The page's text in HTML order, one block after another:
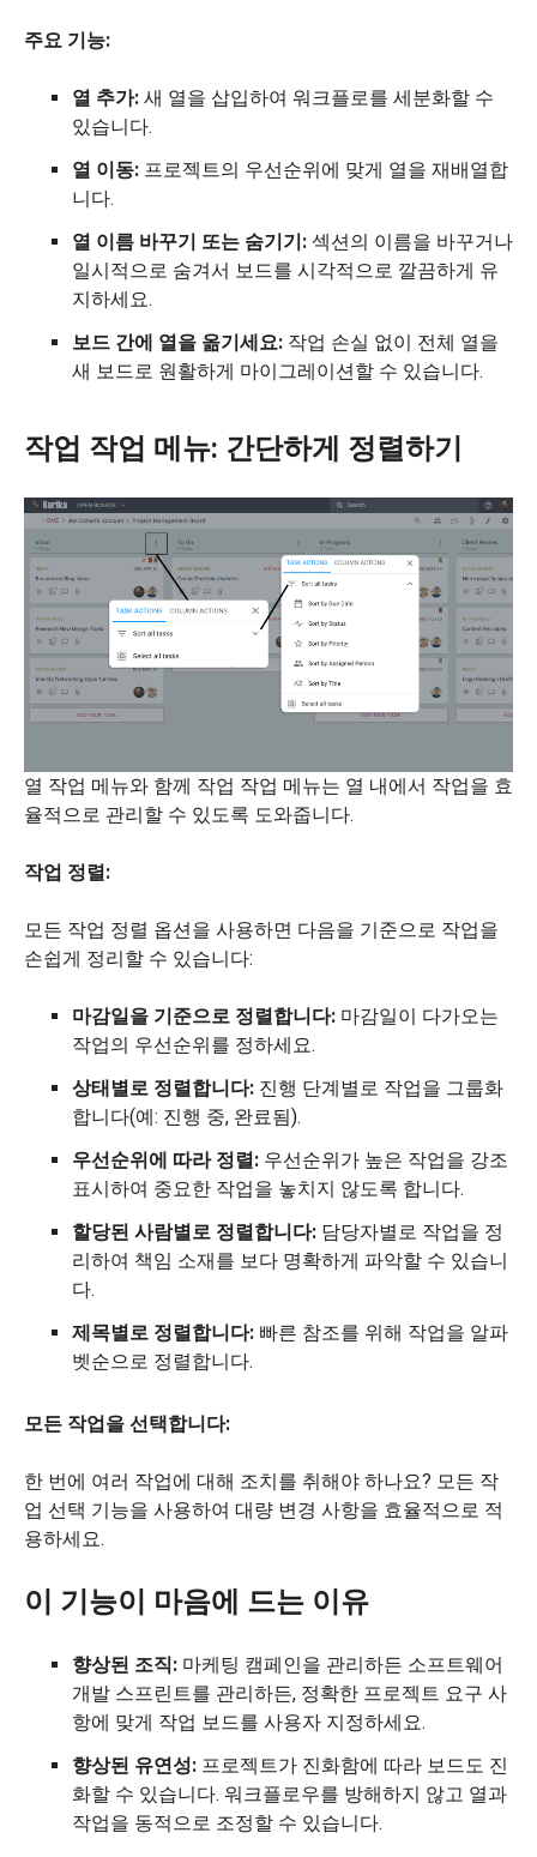
주요 기능:
열 추가: 새 열을 삽입하여 워크플로를 세분화할 수
있습니다.
열 이동: 프로젝트의 우선순위에 맞게 열을 재배열합
니다.
열 이름 바꾸기 또는 숨기기: 섹션의 이름을 바꾸거나
일시적으로 숨겨서 보드를 시각적으로 깔끔하게 유
지하세요.
보드 간에 열을 옮기세요: 작업 손실 없이 전체 열을
새 보드로 원활하게 마이그레이션할 수 있습니다.
작업 작업 메뉴: 간단하게 정렬하기
열 작업 메뉴와 함께 작업 작업 메뉴는 열 내에서 작업을 효
율적으로 관리할 수 있도록 도와줍니다.
작업 정렬:
모든 작업 정렬 옵션을 사용하면 다음을 기준으로 작업을
손쉽게 정리할 수 있습니다:
마감일을 기준으로 정렬합니다: 마감일이 다가오는
작업의 우선순위를 정하세요.
상태별로 정렬합니다: 진행 단계별로 작업을 그룹화
합니다(예: 진행 중, 완료됨).
우선순위에 따라 정렬: 우선순위가 높은 작업을 강조
표시하여 중요한 작업을 놓치지 않도록 합니다.
할당된 사람별로 정렬합니다: 담당자별로 작업을 정
리하여 책임 소재를 보다 명확하게 파악할 수 있습니
다.
제목별로 정렬합니다: 빠른 참조를 위해 작업을 알파
벳순으로 정렬합니다.
모든 작업을 선택합니다:
한 번에 여러 작업에 대해 조치를 취해야 하나요? 모든 작
업 선택 기능을 사용하여 대량 변경 사항을 효율적으로 적
용하세요.
이 기능이 마음에 드는 이유
향상된 조직: 마케팅 캠페인을 관리하든 소프트웨어
개발 스프린트를 관리하든, 정확한 프로젝트 요구 사
항에 맞게 작업 보드를 사용자 지정하세요.
향상된 유연성: 프로젝트가 진화함에 따라 보드도 진
화할 수 있습니다. 워크플로우를 방해하지 않고 열과
작업을 동적으로 조정할 수 있습니다.